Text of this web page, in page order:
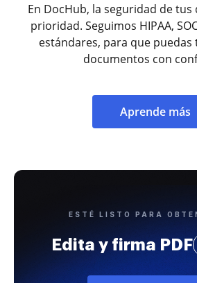
En DocHub, la seguridad de
prioridad. Seguimos HIPAA,
estándares, para que
documentos con
Aprende más
ESTÉ LISTO PARA
Edita y firma PDF